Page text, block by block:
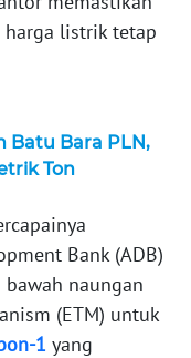
listrik tetap
Batu Bara PLN,
Ton
Bank (ADB)
naungan
(ETM) untuk
1 yang